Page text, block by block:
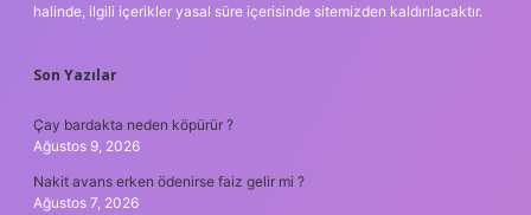
halinde, ilgili içerikler yasal süre içerisinde sitemizden kaldırılacaktır.
Son Yazılar
Çay bardakta neden köpürür ?
Ağustos 9, 2026
Nakit avans erken ödenirse faiz gelir mi ?
Ağustos 7, 2026